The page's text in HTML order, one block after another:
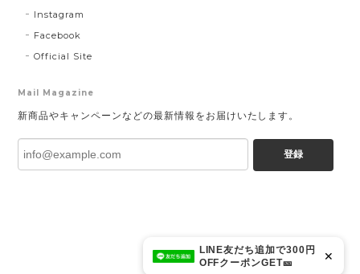
Instagram
Facebook
Official Site
Mail Magazine
新商品やキャンペーンなどの最新情報をお届けいたします。
登録
LINE友だち追加で300円
OFFクーポンGET🎫
✕